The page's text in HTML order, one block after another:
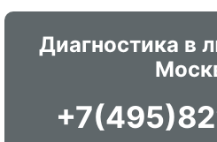
Диагностика в